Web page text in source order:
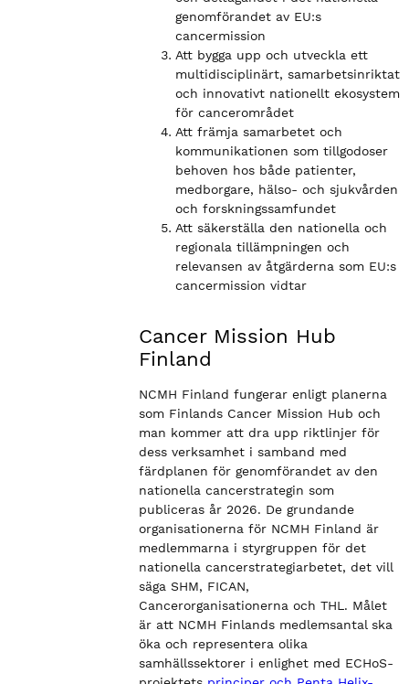
genomförandet av EU:s
cancermission
Att bygga upp och utveckla ett
multidisciplinärt, samarbetsinriktat
och innovativt nationellt ekosystem
för cancerområdet
Att främja samarbetet och
kommunikationen som tillgodoser
behoven hos både patienter,
medborgare, hälso- och sjukvården
och forskningssamfundet
Att säkerställa den nationella och
regionala tillämpningen och
relevansen av åtgärderna som EU:s
cancermission vidtar
Cancer Mission Hub
Finland
NCMH Finland fungerar enligt planerna
som Finlands Cancer Mission Hub och
man kommer att dra upp riktlinjer för
dess verksamhet i samband med
färdplanen för genomförandet av den
nationella cancerstrategin som
publiceras år 2026. De grundande
organisationerna för NCMH Finland är
medlemmarna i styrgruppen för det
nationella cancerstrategiarbetet, det vill
säga SHM, FICAN,
Cancerorganisationerna och THL. Målet
är att NCMH Finlands medlemsantal ska
öka och representera olika
samhällssektorer i enlighet med ECHoS-